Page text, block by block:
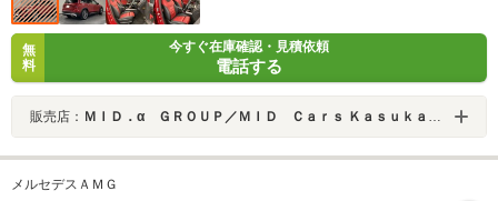
無
料
今すぐ在庫確認・見積依頼
電話する
販売店： ＭＩＤ．α ＧＲＯＵＰ／ＭＩＤ Ｃａｒｓ Ｋａｓｕｋａｂｅ／株式会社ＭＩＤネットワーク
メルセデスＡＭＧ